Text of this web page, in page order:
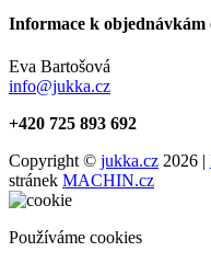
Informace k objednávkám
Eva Bartošová
info@jukka.cz
+420 725 893 692
Copyright © jukka.cz 2026 |
stránek MACHIN.cz
Používáme cookies